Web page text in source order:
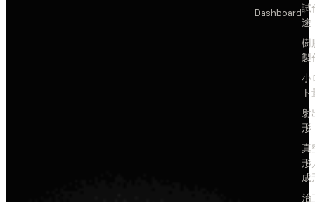
Dashboard試
途
樹
製
小
射
形
真
形
成
治